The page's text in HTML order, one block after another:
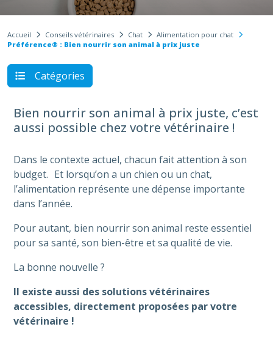
Accueil Conseils vétérinaires Chat
Alimentation pour chat
Préférence® : Bien nourrir son animal à prix juste
Catégories
Bien nourrir son animal à prix juste, c’est
aussi possible chez votre vétérinaire !
Dans le contexte actuel, chacun fait attention à son
budget. Et lorsqu’on a un chien ou un chat,
l’alimentation représente une dépense importante
dans l’année.
Pour autant, bien nourrir son animal reste essentiel
pour sa santé, son bien-être et sa qualité de vie.
La bonne nouvelle ?
Il existe aussi des solutions vétérinaires
accessibles, directement proposées par votre
vétérinaire !